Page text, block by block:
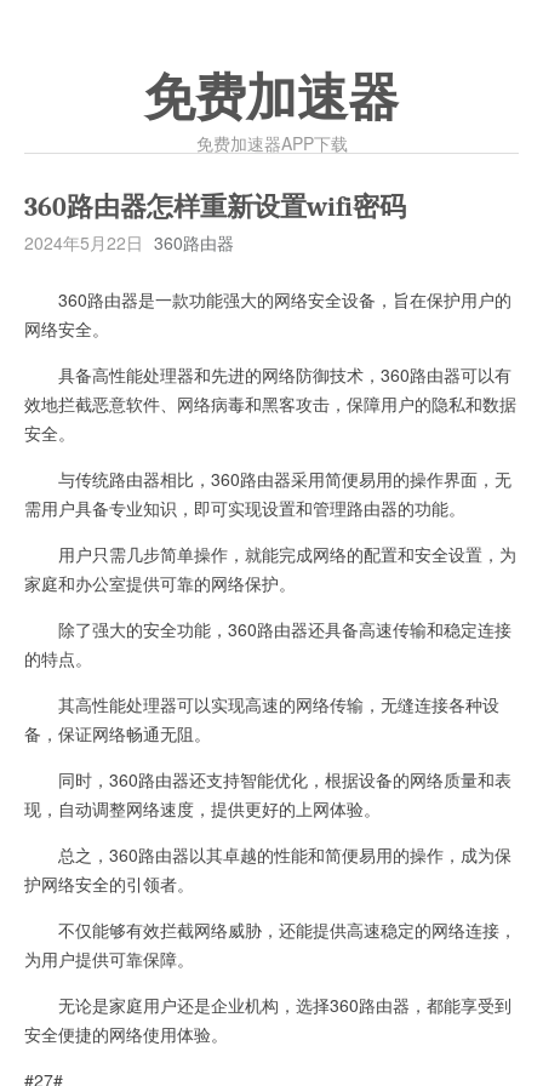
免费加速器
免费加速器APP下载
360路由器怎样重新设置wifi密码
2024年5月22日 360路由器
360路由器是一款功能强大的网络安全设备，旨在保护用户的
网络安全。
具备高性能处理器和先进的网络防御技术，360路由器可以有
效地拦截恶意软件、网络病毒和黑客攻击，保障用户的隐私和数据
安全。
与传统路由器相比，360路由器采用简便易用的操作界面，无
需用户具备专业知识，即可实现设置和管理路由器的功能。
用户只需几步简单操作，就能完成网络的配置和安全设置，为
家庭和办公室提供可靠的网络保护。
除了强大的安全功能，360路由器还具备高速传输和稳定连接
的特点。
其高性能处理器可以实现高速的网络传输，无缝连接各种设
备，保证网络畅通无阻。
同时，360路由器还支持智能优化，根据设备的网络质量和表
现，自动调整网络速度，提供更好的上网体验。
总之，360路由器以其卓越的性能和简便易用的操作，成为保
护网络安全的引领者。
不仅能够有效拦截网络威胁，还能提供高速稳定的网络连接，
为用户提供可靠保障。
无论是家庭用户还是企业机构，选择360路由器，都能享受到
安全便捷的网络使用体验。
#27#